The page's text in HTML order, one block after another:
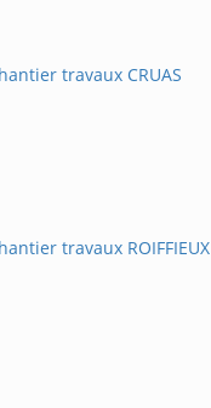
travaux CRUAS
travaux ROIFFIEUX